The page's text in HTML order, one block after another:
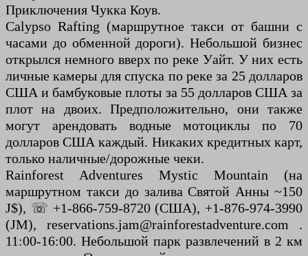
Приключения Чукка Коув.
Calypso Rafting (маршрутное такси от башни с
часами до обменной дороги). Небольшой бизнес
открылся немного вверх по реке Уайт. У них есть
личные камеры для спуска по реке за 25 долларов
США и бамбуковые плоты за 55 долларов США за
плот на двоих. Предположительно, они также
могут арендовать водные мотоциклы по 70
долларов США каждый. Никаких кредитных карт,
только наличные/дорожные чеки.
Rainforest Adventures Mystic Mountain (на
маршрутном такси до залива Святой Анны ~150
J$), ☏ +1-866-759-8720 (США), +1-876-974-3990
(JM), reservations.jam@rainforestadventure.com .
11:00-16:00. Небольшой парк развлечений в 2 км